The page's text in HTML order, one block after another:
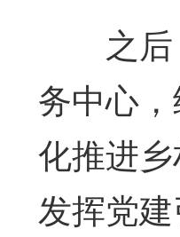
之后，
务中心
化推进
发挥党